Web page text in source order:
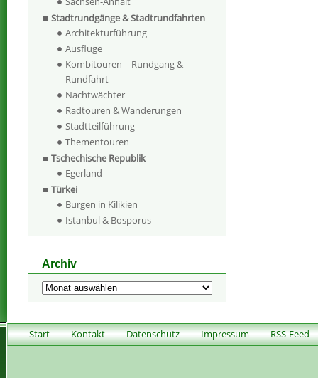
Stadtrundgänge & Stadtrundfahrten
Architekturführung
Ausflüge
Kombitouren – Rundgang &
Rundfahrt
Nachtwächter
Radtouren & Wanderungen
Stadtteilführung
Thementouren
Tschechische Republik
Egerland
Türkei
Burgen in Kilikien
Istanbul & Bosporus
Archiv
Archiv
Start Kontakt Datenschutz Impressum RSS-Feed